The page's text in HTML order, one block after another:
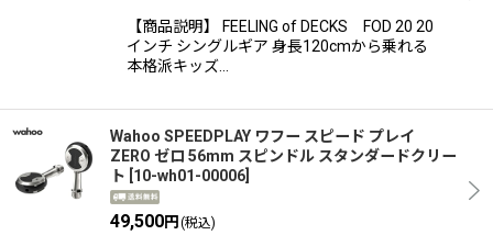
【商品説明】 FEELING of DECKS FOD 20 20
インチ シングルギア 身長120cmから乗れる
本格派キッズ…
Wahoo SPEEDPLAY ワフー スピード プレイ
ZERO ゼロ 56mm スピンドル スタンダードクリー
ト 10-wh01-00006
49,500円 (税込)